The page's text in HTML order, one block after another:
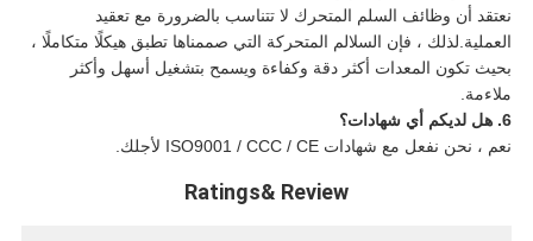
نعتقد أن وظائف السلم المتحرك لا تتناسب بالضرورة مع تعقيد
العملية.لذلك ، فإن السلالم المتحركة التي صممناها تطبق هيكلًا متكاملًا ،
بحيث تكون المعدات أكثر دقة وكفاءة ويسمح بتشغيل أسهل وأكثر
ملاءمة.
6. هل لديكم أي شهادات؟
نعم ، نحن نفعل مع شهادات ISO9001 / CCC / CE لأجلك.
Ratings& Review